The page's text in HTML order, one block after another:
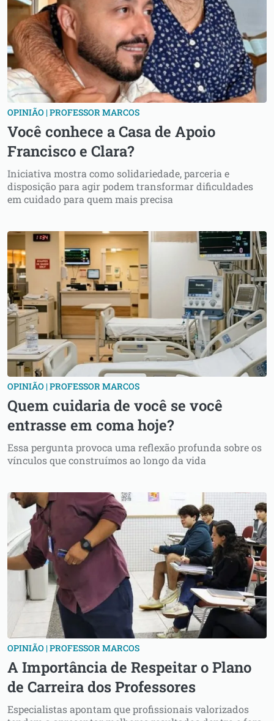
OPINIÃO | PROFESSOR MARCOS
Você conhece a Casa de Apoio
Francisco e Clara?
Iniciativa mostra como solidariedade, parceria e
disposição para agir podem transformar dificuldades
em cuidado para quem mais precisa
OPINIÃO | PROFESSOR MARCOS
Quem cuidaria de você se você
entrasse em coma hoje?
Essa pergunta provoca uma reflexão profunda sobre os
vínculos que construímos ao longo da vida
OPINIÃO | PROFESSOR MARCOS
A Importância de Respeitar o Plano
de Carreira dos Professores
Especialistas apontam que profissionais valorizados